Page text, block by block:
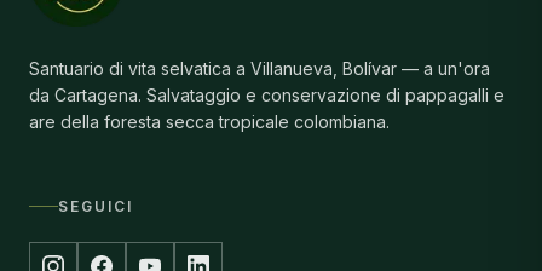
Santuario di vita selvatica a Villanueva, Bolívar — a un'ora
da Cartagena. Salvataggio e conservazione di pappagalli e
are della foresta secca tropicale colombiana.
SEGUICI